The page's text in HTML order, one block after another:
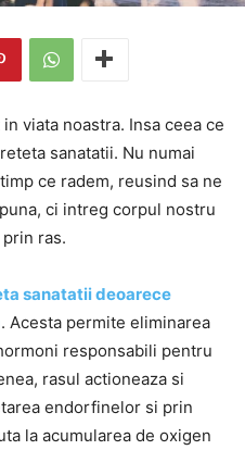
viata noastra. Insa ceea ce
sanatatii. Nu numai
ce radem, reusind sa ne
ci intreg corpul nostru
ras.
sanatatii deoarece
. Acesta permite eliminarea
responsabili pentru
rasul actioneaza si
endorfinelor si prin
la acumularea de oxigen